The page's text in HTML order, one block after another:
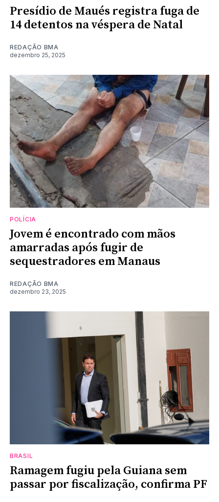
Presídio de Maués registra fuga de
14 detentos na véspera de Natal
REDAÇÃO BMA
dezembro 25, 2025
POLÍCIA
Jovem é encontrado com mãos
amarradas após fugir de
sequestradores em Manaus
REDAÇÃO BMA
dezembro 23, 2025
BRASIL
Ramagem fugiu pela Guiana sem
passar por fiscalização, confirma PF